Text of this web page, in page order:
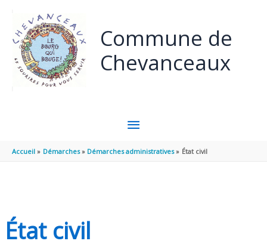
Commune de
Chevanceaux
MENU
PRINCIPAL
Accueil Démarches Démarches administratives État civil
État civil